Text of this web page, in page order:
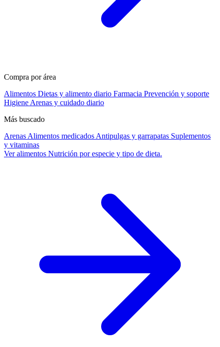
Compra por área
Alimentos Dietas y alimento diario Farmacia Prevención y soporte
Higiene Arenas y cuidado diario
Más buscado
Arenas Alimentos medicados Antipulgas y garrapatas Suplementos
y vitaminas
Ver alimentos Nutrición por especie y tipo de dieta.